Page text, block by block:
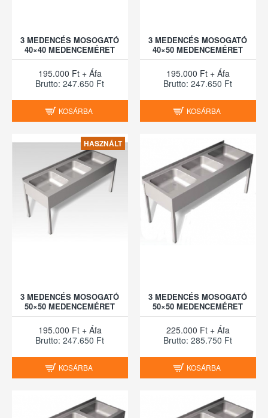
3 MEDENCÉS MOSOGATÓ
40×40 MEDENCEMÉRET
195.000 Ft + Áfa
Brutto: 247.650 Ft
KOSÁRBA
3 MEDENCÉS MOSOGATÓ
40×50 MEDENCEMÉRET
195.000 Ft + Áfa
Brutto: 247.650 Ft
KOSÁRBA
HASZNÁLT
3 MEDENCÉS MOSOGATÓ
50×50 MEDENCEMÉRET
195.000 Ft + Áfa
Brutto: 247.650 Ft
KOSÁRBA
3 MEDENCÉS MOSOGATÓ
50×50 MEDENCEMÉRET
225.000 Ft + Áfa
Brutto: 285.750 Ft
KOSÁRBA